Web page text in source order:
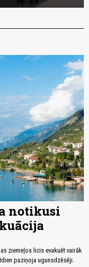
notikusi
ziemeļos licis evakuēt vairāk
paziņoja ugunsdzēsēji.